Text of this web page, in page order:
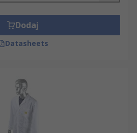
Dodaj
Datasheets